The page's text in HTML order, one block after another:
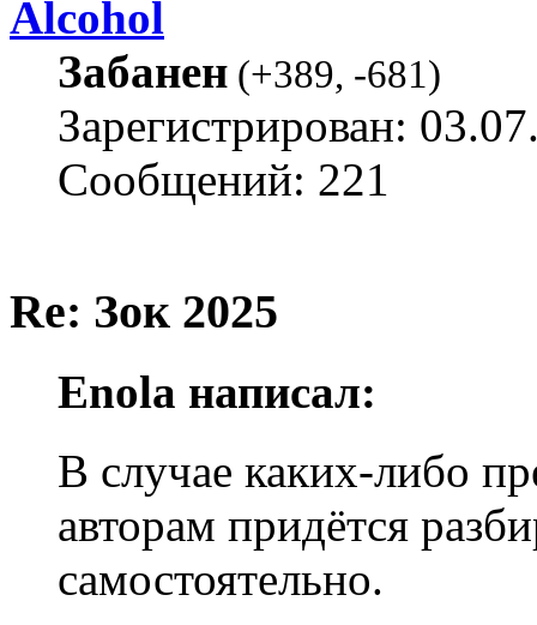
Alcohol
Забанен (+389, -681)
Зарегистрирован:
Сообщений: 221
Re: Зок 2025
Enola написал:
В случае каких-либо
авторам придётся
самостоятельно.